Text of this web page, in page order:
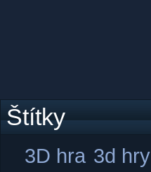
Štítky
3D hra 3d hry